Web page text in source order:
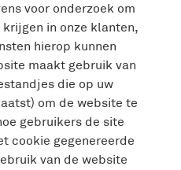
voor onderzoek om
in onze klanten,
hierop kunnen
maakt gebruik van
die op uw
om de website te
gebruikers de site
cookie gegenereerde
van de website